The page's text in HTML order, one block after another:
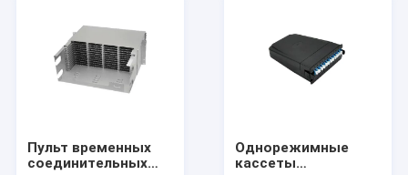
Пульт временных
соединительных
Однорежимные
кассеты